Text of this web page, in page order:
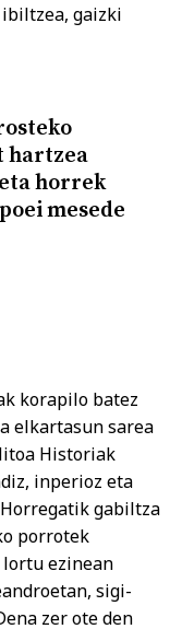
gaizki
hartzea
horrek
mesede
korapilo batez
elkartasun sarea
Historiak
inperioz eta
gabiltza
porrotek
lortu ezinean
sigi-
zer ote den